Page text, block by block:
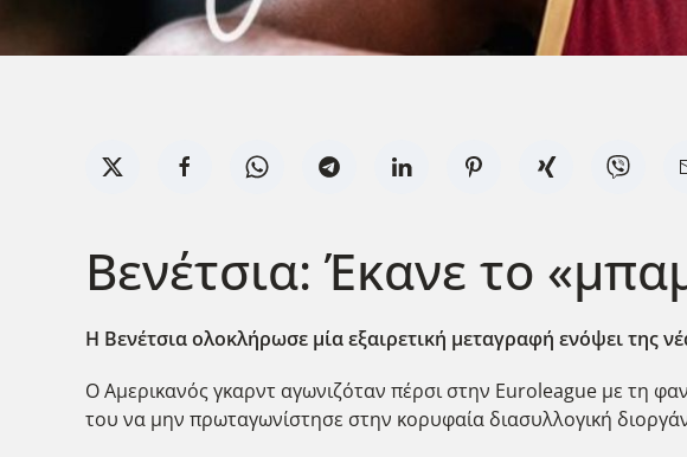
Βενέτσια: Έκανε το
Η Βενέτσια ολοκλήρωσε μία εξαιρετική μεταγραφή ενόψει της
Ο Αμερικανός γκαρντ αγωνιζόταν πέρσι στην Euroleague με τη
του να μην πρωταγωνίστησε στην κορυφαία διασυλλογική